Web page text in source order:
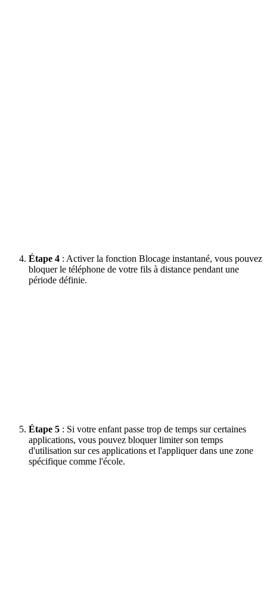
Étape 4 : Activer la fonction Blocage instantané, vous pouvez
bloquer le téléphone de votre fils à distance pendant une
période définie.
Étape 5 : Si votre enfant passe trop de temps sur certaines
applications, vous pouvez bloquer limiter son temps
d'utilisation sur ces applications et l'appliquer dans une zone
spécifique comme l'école.